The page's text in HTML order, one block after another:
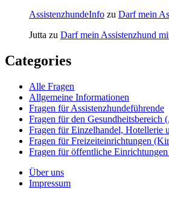
AssistenzhundeInfo zu Darf mein
Jutta zu Darf mein Assistenzhund
Categories
Alle Fragen
Allgemeine Informationen
Fragen für Assistenzhundeführende
Fragen für den
Fragen für Einzelhandel, Hotellerie
Fragen für Freizeiteinrichtungen
Fragen für öffentliche
Über uns
Impressum